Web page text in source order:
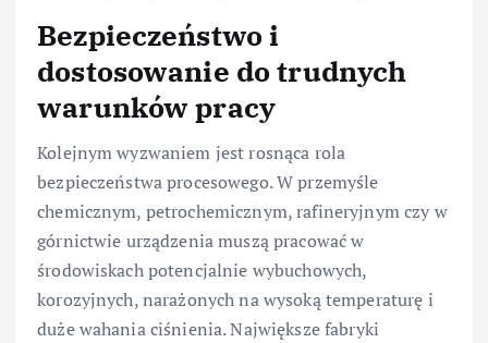
Bezpieczeństwo i
dostosowanie do trudnych
warunków pracy
Kolejnym wyzwaniem jest rosnąca rola
bezpieczeństwa procesowego. W przemyśle
chemicznym, petrochemicznym, rafineryjnym czy w
górnictwie urządzenia muszą pracować w
środowiskach potencjalnie wybuchowych,
korozyjnych, narażonych na wysoką temperaturę i
duże wahania ciśnienia. Największe fabryki